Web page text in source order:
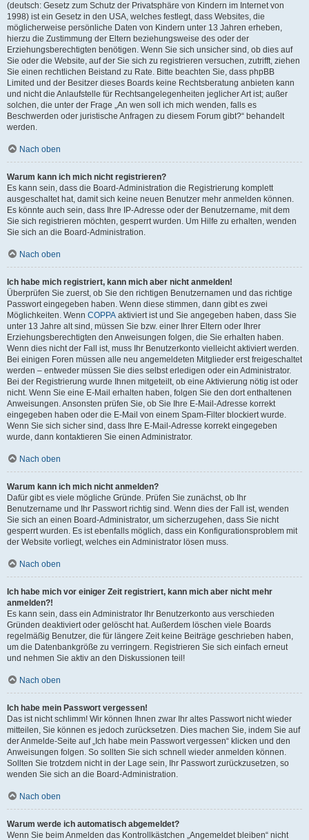
(deutsch: Gesetz zum Schutz der Privatsphäre von Kindern im Internet von
1998) ist ein Gesetz in den USA, welches festlegt, dass Websites, die
möglicherweise persönliche Daten von Kindern unter 13 Jahren erheben,
hierzu die Zustimmung der Eltern beziehungsweise des oder der
Erziehungsberechtigten benötigen. Wenn Sie sich unsicher sind, ob dies auf
Sie oder die Website, auf der Sie sich zu registrieren versuchen, zutrifft, ziehen
Sie einen rechtlichen Beistand zu Rate. Bitte beachten Sie, dass phpBB
Limited und der Besitzer dieses Boards keine Rechtsberatung anbieten kann
und nicht die Anlaufstelle für Rechtsangelegenheiten jeglicher Art ist; außer
solchen, die unter der Frage „An wen soll ich mich wenden, falls es
Beschwerden oder juristische Anfragen zu diesem Forum gibt?“ behandelt
werden.
Nach oben
Warum kann ich mich nicht registrieren?
Es kann sein, dass die Board-Administration die Registrierung komplett
ausgeschaltet hat, damit sich keine neuen Benutzer mehr anmelden können.
Es könnte auch sein, dass Ihre IP-Adresse oder der Benutzername, mit dem
Sie sich registrieren möchten, gesperrt wurden. Um Hilfe zu erhalten, wenden
Sie sich an die Board-Administration.
Nach oben
Ich habe mich registriert, kann mich aber nicht anmelden!
Überprüfen Sie zuerst, ob Sie den richtigen Benutzernamen und das richtige
Passwort eingegeben haben. Wenn diese stimmen, dann gibt es zwei
Möglichkeiten. Wenn COPPA aktiviert ist und Sie angegeben haben, dass Sie
unter 13 Jahre alt sind, müssen Sie bzw. einer Ihrer Eltern oder Ihrer
Erziehungsberechtigten den Anweisungen folgen, die Sie erhalten haben.
Wenn dies nicht der Fall ist, muss Ihr Benutzerkonto vielleicht aktiviert werden.
Bei einigen Foren müssen alle neu angemeldeten Mitglieder erst freigeschaltet
werden – entweder müssen Sie dies selbst erledigen oder ein Administrator.
Bei der Registrierung wurde Ihnen mitgeteilt, ob eine Aktivierung nötig ist oder
nicht. Wenn Sie eine E-Mail erhalten haben, folgen Sie den dort enthaltenen
Anweisungen. Ansonsten prüfen Sie, ob Sie Ihre E-Mail-Adresse korrekt
eingegeben haben oder die E-Mail von einem Spam-Filter blockiert wurde.
Wenn Sie sich sicher sind, dass Ihre E-Mail-Adresse korrekt eingegeben
wurde, dann kontaktieren Sie einen Administrator.
Nach oben
Warum kann ich mich nicht anmelden?
Dafür gibt es viele mögliche Gründe. Prüfen Sie zunächst, ob Ihr
Benutzername und Ihr Passwort richtig sind. Wenn dies der Fall ist, wenden
Sie sich an einen Board-Administrator, um sicherzugehen, dass Sie nicht
gesperrt wurden. Es ist ebenfalls möglich, dass ein Konfigurationsproblem mit
der Website vorliegt, welches ein Administrator lösen muss.
Nach oben
Ich habe mich vor einiger Zeit registriert, kann mich aber nicht mehr
anmelden?!
Es kann sein, dass ein Administrator Ihr Benutzerkonto aus verschieden
Gründen deaktiviert oder gelöscht hat. Außerdem löschen viele Boards
regelmäßig Benutzer, die für längere Zeit keine Beiträge geschrieben haben,
um die Datenbankgröße zu verringern. Registrieren Sie sich einfach erneut
und nehmen Sie aktiv an den Diskussionen teil!
Nach oben
Ich habe mein Passwort vergessen!
Das ist nicht schlimm! Wir können Ihnen zwar Ihr altes Passwort nicht wieder
mitteilen, Sie können es jedoch zurücksetzen. Dies machen Sie, indem Sie auf
der Anmelde-Seite auf „Ich habe mein Passwort vergessen“ klicken und den
Anweisungen folgen. So sollten Sie sich schnell wieder anmelden können.
Sollten Sie trotzdem nicht in der Lage sein, Ihr Passwort zurückzusetzen, so
wenden Sie sich an die Board-Administration.
Nach oben
Warum werde ich automatisch abgemeldet?
Wenn Sie beim Anmelden das Kontrollkästchen „Angemeldet bleiben“ nicht